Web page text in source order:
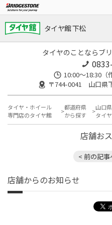
タイヤ館 下松
タイヤのことならブ
10:00～18:30（
〒744-0041 山口県
タイヤ・ホイール
専門店のタイヤ館
都道府県
から探す
山口
タイ
店舗お
< 前の記事
店舗からのお知らせ